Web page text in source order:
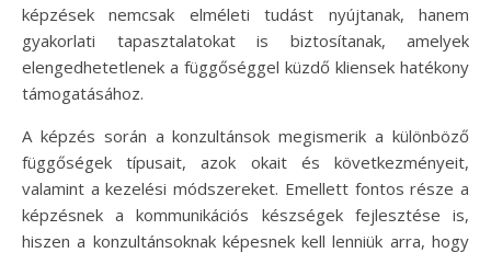
képzések nemcsak elméleti tudást nyújtanak, hanem
gyakorlati tapasztalatokat is biztosítanak, amelyek
elengedhetetlenek a függőséggel küzdő kliensek hatékony
támogatásához.
A képzés során a konzultánsok megismerik a különböző
függőségek típusait, azok okait és következményeit,
valamint a kezelési módszereket. Emellett fontos része a
képzésnek a kommunikációs készségek fejlesztése is,
hiszen a konzultánsoknak képesnek kell lenniük arra, hogy